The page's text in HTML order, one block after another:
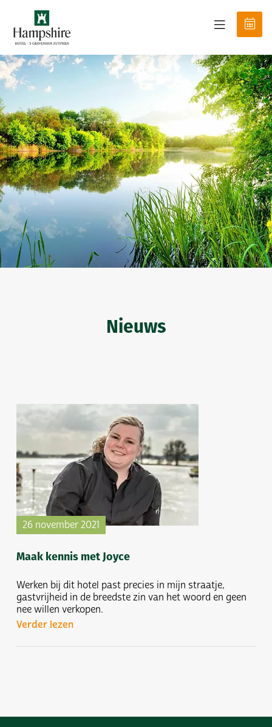
Nieuws
26 november 2021
Maak kennis met Joyce
Werken bij dit hotel past precies in mijn straatje,
gastvrijheid in de breedste zin van het woord en geen
nee willen verkopen.
Verder lezen